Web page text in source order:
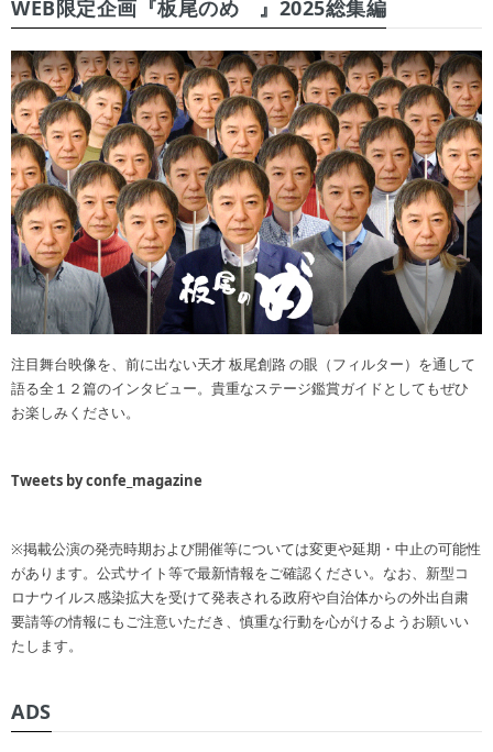
WEB限定企画『板尾のめ゙』2025総集編
注目舞台映像を、前に出ない天才 板尾創路 の眼（フィルター）を通して
語る全１２篇のインタビュー。貴重なステージ鑑賞ガイドとしてもぜひ
お楽しみください。
Tweets by confe_magazine
※掲載公演の発売時期および開催等については変更や延期・中止の可能性
があります。公式サイト等で最新情報をご確認ください。なお、新型コ
ロナウイルス感染拡大を受けて発表される政府や自治体からの外出自粛
要請等の情報にもご注意いただき、慎重な行動を心がけるようお願いい
たします。
ADS